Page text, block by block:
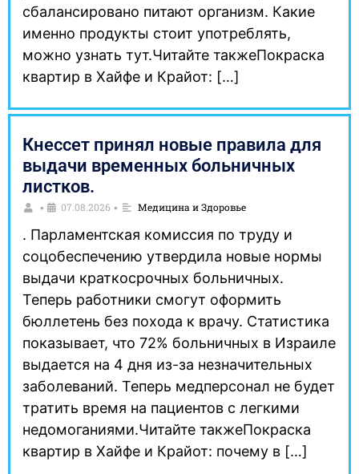
сбалансировано питают организм. Какие
именно продукты стоит употреблять,
можно узнать тут.Читайте такжеПокраска
квартир в Хайфе и Крайот: […]
Кнессет принял новые правила для
выдачи временных больничных
листков.
• 07.08.2026 • Медицина и Здоровье
. Парламентская комиссия по труду и
соцобеспечению утвердила новые нормы
выдачи краткосрочных больничных.
Теперь работники смогут оформить
бюллетень без похода к врачу. Статистика
показывает, что 72% больничных в Израиле
выдается на 4 дня из-за незначительных
заболеваний. Теперь медперсонал не будет
тратить время на пациентов с легкими
недомоганиями.Читайте такжеПокраска
квартир в Хайфе и Крайот: почему в […]